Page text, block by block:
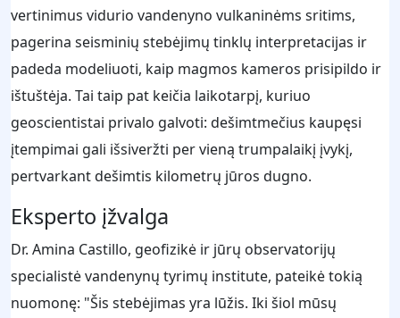
vertinimus vidurio vandenyno vulkaninėms sritims,
pagerina seisminių stebėjimų tinklų interpretacijas ir
padeda modeliuoti, kaip magmos kameros prisipildo ir
ištuštėja. Tai taip pat keičia laikotarpį, kuriuo
geoscientistai privalo galvoti: dešimtmečius kaupęsi
įtempimai gali išsiveržti per vieną trumpalaikį įvykį,
pertvarkant dešimtis kilometrų jūros dugno.
Eksperto įžvalga
Dr. Amina Castillo, geofizikė ir jūrų observatorijų
specialistė vandenynų tyrimų institute, pateikė tokią
nuomonę: "Šis stebėjimas yra lūžis. Iki šiol mūsų